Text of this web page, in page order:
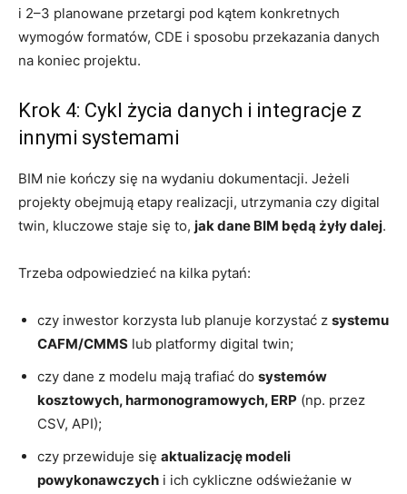
i 2–3 planowane przetargi pod kątem konkretnych
wymogów formatów, CDE i sposobu przekazania danych
na koniec projektu.
Krok 4: Cykl życia danych i integracje z
innymi systemami
BIM nie kończy się na wydaniu dokumentacji. Jeżeli
projekty obejmują etapy realizacji, utrzymania czy digital
twin, kluczowe staje się to, jak dane BIM będą żyły dalej.
Trzeba odpowiedzieć na kilka pytań:
czy inwestor korzysta lub planuje korzystać z systemu
CAFM/CMMS lub platformy digital twin;
czy dane z modelu mają trafiać do systemów
kosztowych, harmonogramowych, ERP (np. przez
CSV, API);
czy przewiduje się aktualizację modeli
powykonawczych i ich cykliczne odświeżanie w